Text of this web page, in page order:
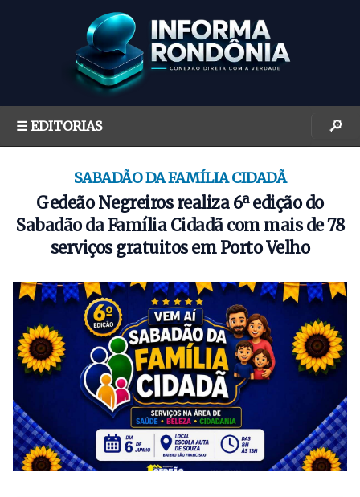
☰ EDITORIAS 🔎
SABADÃO DA FAMÍLIA CIDADÃ
Gedeão Negreiros realiza 6ª edição do
Sabadão da Família Cidadã com mais de 78
serviços gratuitos em Porto Velho